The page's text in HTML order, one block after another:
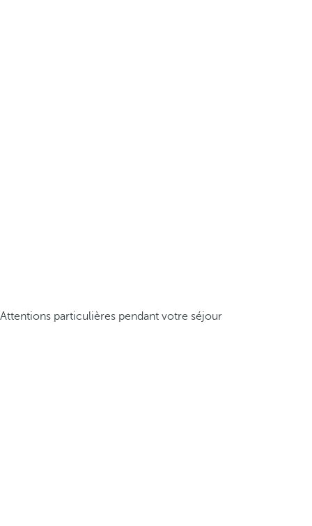
Attentions particulières pendant votre séjour